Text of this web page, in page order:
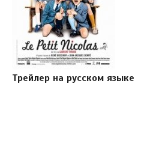
Трейлер на русском языке